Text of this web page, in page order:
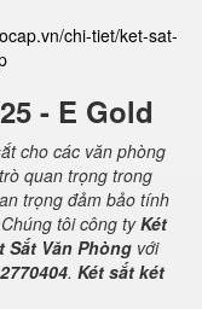
chi-tiet/ket-sat-
- E Gold
cho các văn phòng
quan trọng trong
trọng đảm bảo tính
Chúng tôi công tyKét
Sắt Văn Phòng với
. Két sắt két